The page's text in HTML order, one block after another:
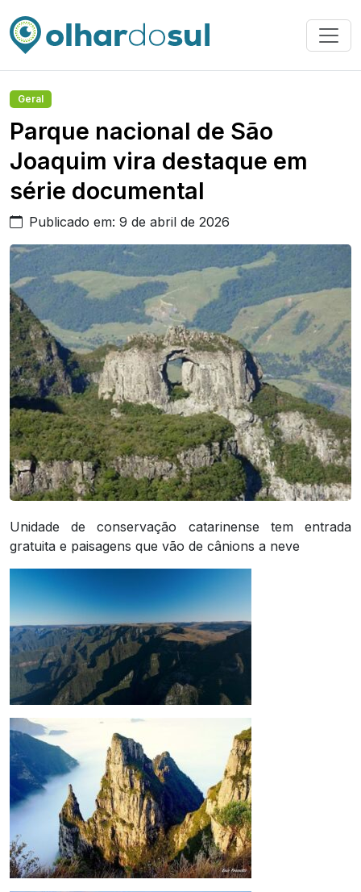
Geral
Parque nacional de São
Joaquim vira destaque em
série documental
Publicado em: 9 de abril de 2026
Unidade de conservação catarinense tem entrada
gratuita e paisagens que vão de cânions a neve